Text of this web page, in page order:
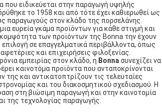
που ειδικεύεται στην παραγωγή υψηλής
το 1958 και από τότε έχει καθιερωθεί ως
παραγωγούς στον κλάδο της πορσελάνης.
ευρεία γκάμα προϊόντων για κάθε στιγμή και
των προϊόντων της Bonna την έχουν
σε επαγγελματικά περιβάλλοντα, όπως
και επιχειρήσεις φιλοξενίας.
εμπειρίας στον κλάδο, η Bonna συνεχίζει να
καινοτόμα προϊόντα που ανταποκρίνονται
της και αντικατοπτρίζουν τις τελευταίες
και του διακοσμητικού σχεδιασμού. Η
στη βιώσιμη παραγωγή και στην καινοτομία
της τεχνολογίας παραγωγής.